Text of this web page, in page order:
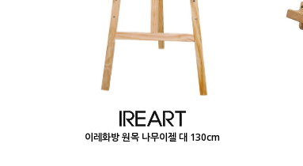
이레화방 원목 나무이젤 대 130cm